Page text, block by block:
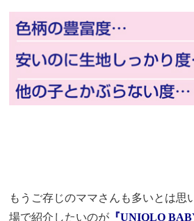
もうご存じのママさんも多いとは思
場で紹介したいのが 『UNIQLO